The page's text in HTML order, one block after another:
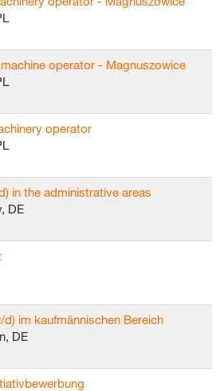
operator - Magnuszowice
operator
in the administrative areas
DE
im kaufmännischen Bereich
DE